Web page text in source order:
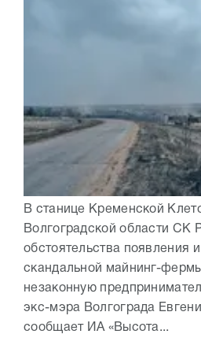
В станице Кременской
Волгоградской области СК
обстоятельства появления
скандальной майнинг-
незаконную
экс-мэра Волгограда
сообщает ИА «Высота...